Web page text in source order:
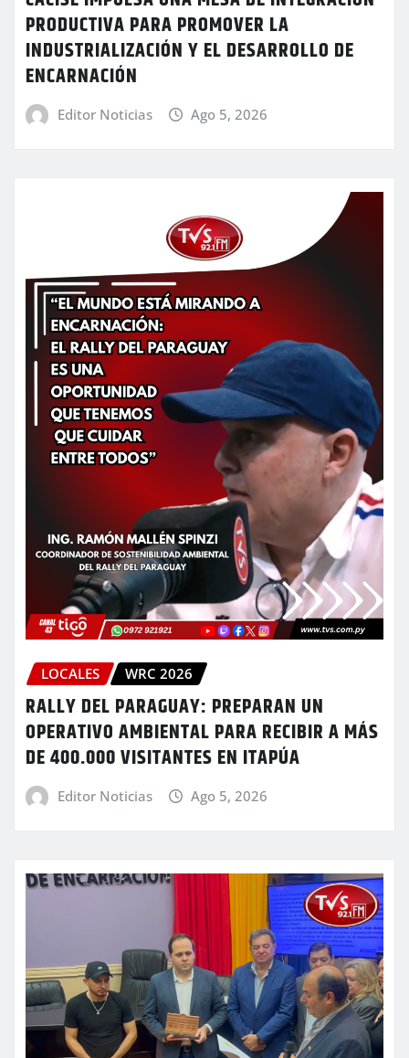
PRODUCTIVA PARA PROMOVER LA
INDUSTRIALIZACIÓN Y EL DESARROLLO DE
ENCARNACIÓN
Editor Noticias Ago 5, 2026
LOCALES WRC 2026
RALLY DEL PARAGUAY: PREPARAN UN
OPERATIVO AMBIENTAL PARA RECIBIR A MÁS
DE 400.000 VISITANTES EN ITAPÚA
Editor Noticias Ago 5, 2026